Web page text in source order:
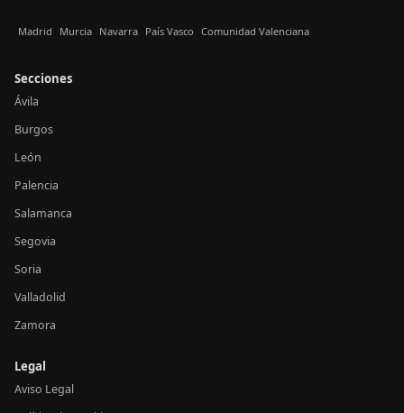
Madrid Murcia Navarra País Vasco Comunidad Valenciana
Secciones
Ávila
Burgos
León
Palencia
Salamanca
Segovia
Soria
Valladolid
Zamora
Legal
Aviso Legal